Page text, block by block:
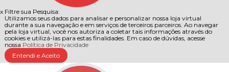
x Filtre sua Pesquisa:
Utilizamos seus dados para analisar e personalizar nossa loja virtual
durante a sua navegação e em serviços de terceiros parceiros. Ao navegar
pela loja virtual, você nos autoriza a coletar tais informações através do
cookies e utilizá-las para estas finalidades. Em caso de dúvidas, acesse
nossa Política de Privacidade
Entendi e Aceito